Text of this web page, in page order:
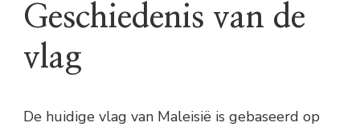
Geschiedenis van de
vlag
De huidige vlag van Maleisië is gebaseerd op